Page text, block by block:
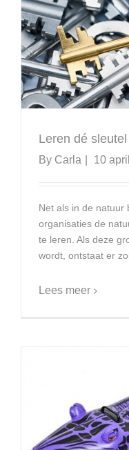
Leren dé
By Carla 10
Net als in de natuur
organisaties de
te leren. Als deze
wordt, ontstaat er
Lees meer